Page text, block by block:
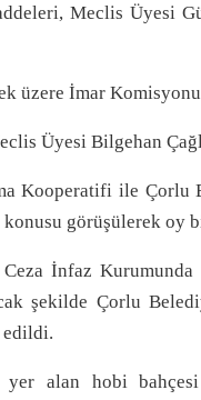
Meclis Üyesi
üzere İmar
Üyesi Bilgehan
Kooperatifi ile
görüşülerek oy
İnfaz
şekilde Çorlu
alan hobi